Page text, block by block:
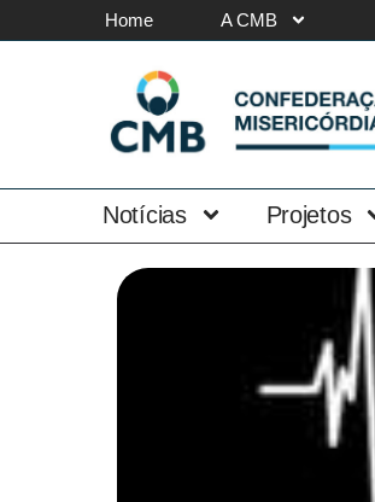
Home A CMB
Notícias Projetos